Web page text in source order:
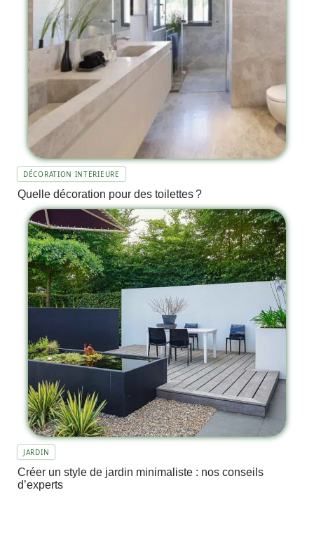
DÉCORATION INTERIEURE
Quelle décoration pour des toilettes ?
JARDIN
Créer un style de jardin minimaliste : nos conseils
d’experts